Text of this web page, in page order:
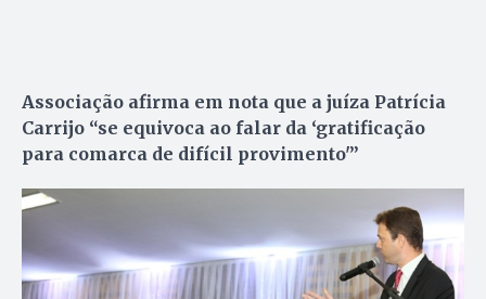
Associação afirma em nota que a juíza Patrícia
Carrijo “se equivoca ao falar da ‘gratificação
para comarca de difícil provimento'”